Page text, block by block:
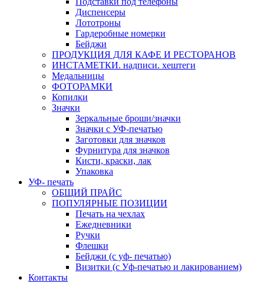
Диспенсеры
Лототроны
Гардеробные номерки
Бейджи
ПРОДУКЦИЯ ДЛЯ КАФЕ И РЕСТОРАНОВ
ИНСТАМЕТКИ. надписи. хештеги
Медальницы
ФОТОРАМКИ
Копилки
Значки
Зеркальные броши/значки
Значки с УФ-печатью
Заготовки для значков
Фурнитура для значков
Кисти, краски, лак
Упаковка
УФ- печать
ОБЩИЙ ПРАЙС
ПОПУЛЯРНЫЕ ПОЗИЦИИ
Печать на чехлах
Ежедневники
Ручки
Флешки
Бейджи (с уф- печатью)
Визитки (с Уф-печатью и лакированием)
Контакты